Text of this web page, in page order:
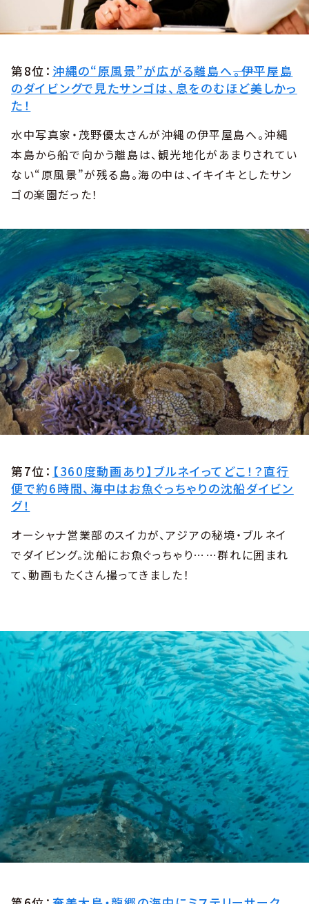
第8位： 沖縄の“原風景”が広がる離島へ――。伊平屋島
のダイビングで見たサンゴは、息をのむほど美しかっ
た！
水中写真家・茂野優太さんが沖縄の伊平屋島へ。沖縄
本島から船で向かう離島は、観光地化があまりされてい
ない“原風景”が残る島。海の中は、イキイキとしたサン
ゴの楽園だった！
第7位： 【360度動画あり】ブルネイってどこ！？直行
便で約6時間、海中はお魚ぐっちゃりの沈船ダイビン
グ！
オーシャナ営業部のスイカが、アジアの秘境・ブルネイ
でダイビング。沈船にお魚ぐっちゃり……群れに囲まれ
て、動画もたくさん撮ってきました！